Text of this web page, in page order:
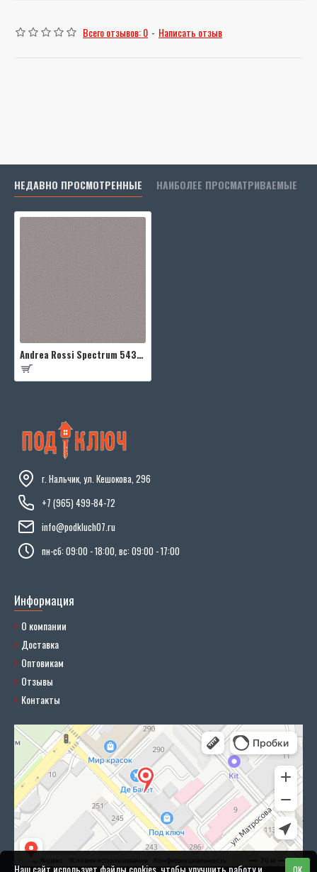
Всего отзывов: 0 - Написать отзыв
НЕДАВНО ПРОСМОТРЕННЫЕ НАИБОЛЕЕ ПРОСМАТРИВАЕМЫЕ
Andrea Rossi Spectrum 54335-11
г. Нальчик, ул. Кешокова, 296
+7 (965) 499-84-72
info@podkluch07.ru
пн-сб: 09:00 - 18:00, вс: 09:00 - 17:00
Информация
О компании
Доставка
Оптовикам
Отзывы
Контакты
Наш сайт использует файлы cookies, чтобы улучшить работу и